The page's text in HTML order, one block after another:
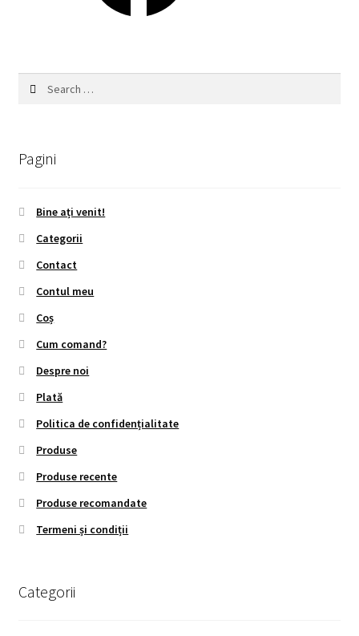
Pagini
Bine ați venit!
Categorii
Contact
Contul meu
Coș
Cum comand?
Despre noi
Plată
Politica de confidențialitate
Produse
Produse recente
Produse recomandate
Termeni și condiții
Categorii